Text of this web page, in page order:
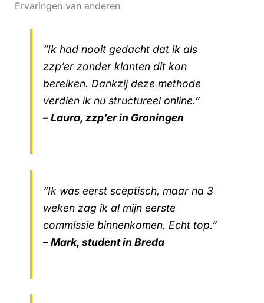
Ervaringen van anderen
“Ik had nooit gedacht dat ik als
zzp’er zonder klanten dit kon
bereiken. Dankzij deze methode
verdien ik nu structureel online.”
– Laura, zzp’er in Groningen
“Ik was eerst sceptisch, maar na 3
weken zag ik al mijn eerste
commissie binnenkomen. Echt top.”
– Mark, student in Breda